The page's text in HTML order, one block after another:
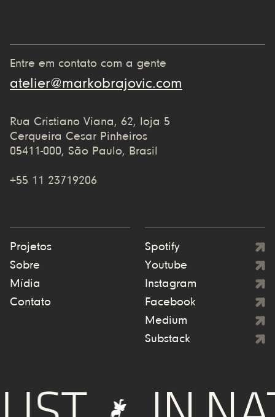
Entre em contato com a gente
atelier@markobrajovic.com
Rua Cristiano Viana, 62, loja 5
Cerqueira Cesar Pinheiros
05411-000, São Paulo, Brasil
+55 11 23719206
Projetos
Sobre
Mídia
Contato
Spotify
Youtube
Instagram
Facebook
Medium
Substack